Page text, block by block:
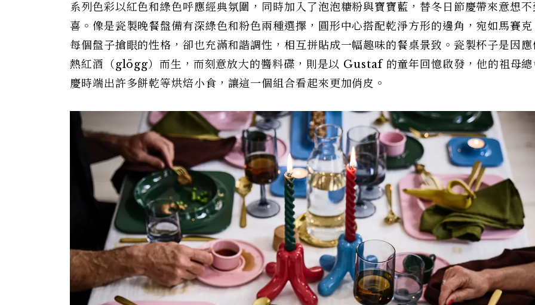
系列色彩以紅色和綠色呼應經典氛圍，同時加入了泡泡糖粉與寶寶藍，替冬日節慶帶來意想
喜。像是瓷製晚餐盤備有深綠色和粉色兩種選擇，圓形中心搭配乾淨方形的邊角，宛如馬賽
每個盤子搶眼的性格，卻也充滿和諧調性，相互拼貼成一幅趣味的餐桌景致。瓷製杯子是因
熱紅酒（glögg）而生，而刻意放大的醬料碟，則是以 Gustaf 的童年回憶啟發，他的祖母總
慶時端出許多餅乾等烘焙小食，讓這一個組合看起來更加俏皮。